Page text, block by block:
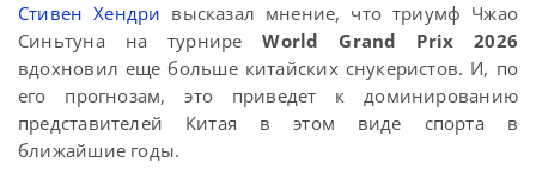
Стивен Хендри высказал мнение, что триумф Чжао
Синьтуна на турниреWorld Grand Prix 2026
вдохновил еще больше китайских снукеристов. И, по
его прогнозам, это приведет к доминированию
представителей Китая в этом виде спорта в
ближайшие годы.